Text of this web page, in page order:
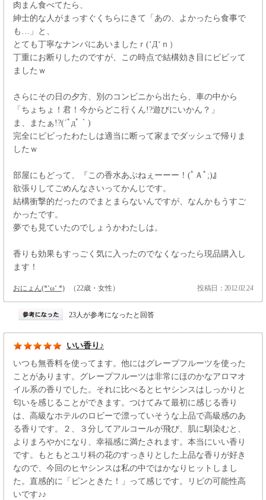
肉まん食べてたら、
紳士的な人がまっすぐくちらにきて「あの、よかったら食事で
も…」と、
とても丁寧なナンパにあいましたｒ(‘Д‘ｎ）
丁重にお断りしたのですが、この時点で結構効き目にビビッて
ましたｗ
さらにその日の夕方、別のコンビニから出たら、車の中から
「ちょちょ！君！今からどこ行くん!?遊びにいかん？」
ま、またぁ!?(´ﾟдﾟ｀)
完全にビビったわたしは適当に断って家までダッシュで帰りま
したｗ
部屋にもどって、『この香水あぶねぇーーー！(ﾟＡﾟ;)』
欲張りしてごめんなさいってかんじです。
結構衝撃的だったのでまとまらないんですが、なんかもうすご
かったです。
夢でも見ていたのでしょうかわたしは。
香りも効果もすっごく気に入ったのでなくなったら現品購入し
ます！
おにょん(*‘ω‘ *) （22歳・女性） 投稿日：2012.02.24
23人が参考になったと回答
いい香り♪
いつも無香料を使ってます。他にはグレープフルーツを使った
ことがあります。グレープフルーツは非常にほのかなアロマオ
イル系の香りでした。それに比べるとヒヤシンスはしっかりと
匂いを感じることができます。つけてみて最初に感じる香り
は、高級なホテルのロビーで漂っていそうな上品で高級感のあ
る香りです。２、３分してアルコールが飛び、肌に馴染むと、
よりまろやかになり、幸福感に満たされます。本当にいい香り
です。もともとユリ科の花のすっきりとした上品な香りが好き
なので、今回のヒヤシンスは私の中ではかなりヒットしまし
た。直感的に「ピンときた！」って感じです。リピの可能性高
いです♪♪